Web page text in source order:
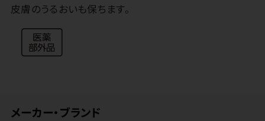
皮膚のうるおいも保ちます。
メーカー・ブランド